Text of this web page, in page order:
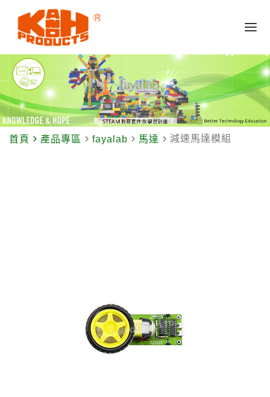
首頁 navigate_next 產品專區 navigate_next fayalab navigate_next 馬達 navigate_next 減速馬達模組